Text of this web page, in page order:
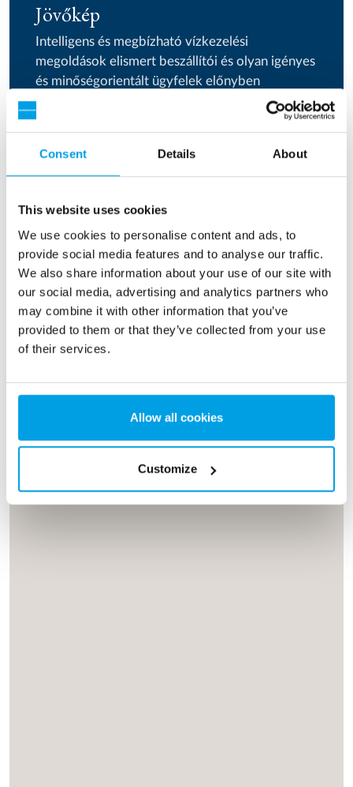
Consent Details About
This website uses cookies
We use cookies to personalise content and ads, to
provide social media features and to analyse our traffic.
We also share information about your use of our site with
our social media, advertising and analytics partners who
may combine it with other information that you’ve
provided to them or that they’ve collected from your use
of their services.
Allow all cookies
Customize
Jövőkép
Intelligens és megbízható vízkezelési
megoldások elismert beszállítói és olyan igényes
és minőségorientált ügyfelek előnyben
részesített partnerei szeretnénk lenni az ivóvíz-
és folyamatvíz-kezelés terén, akik optimális,
alkalmazottak számára, akik értékelik a
szabadságot mindennapi munkájuk során –
amely az egyes alkalmazottak munkakörében,
munkaterületében és egyéniségében fennálló
különbségek elfogadásával és tiszteletben
tartásán alapul.